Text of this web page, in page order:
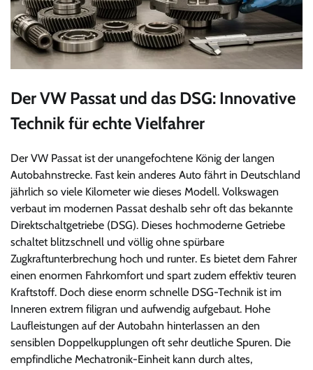
Der VW Passat und das DSG: Innovative
Technik für echte Vielfahrer
Der VW Passat ist der unangefochtene König der langen
Autobahnstrecke. Fast kein anderes Auto fährt in Deutschland
jährlich so viele Kilometer wie dieses Modell. Volkswagen
verbaut im modernen Passat deshalb sehr oft das bekannte
Direktschaltgetriebe (DSG). Dieses hochmoderne Getriebe
schaltet blitzschnell und völlig ohne spürbare
Zugkraftunterbrechung hoch und runter. Es bietet dem Fahrer
einen enormen Fahrkomfort und spart zudem effektiv teuren
Kraftstoff. Doch diese enorm schnelle DSG-Technik ist im
Inneren extrem filigran und aufwendig aufgebaut. Hohe
Laufleistungen auf der Autobahn hinterlassen an den
sensiblen Doppelkupplungen oft sehr deutliche Spuren. Die
empfindliche Mechatronik-Einheit kann durch altes,